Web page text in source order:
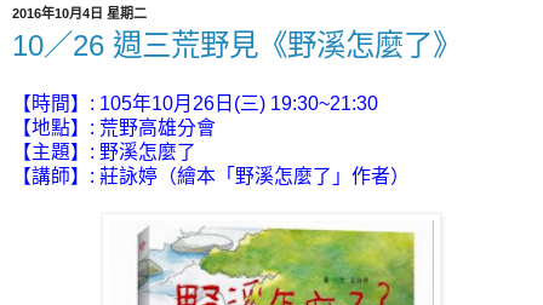
2016年10月4日 星期二
10／26 週三荒野見《野溪怎麼了》
【時間】: 105年10月26日(三) 19:30~21:30
【地點】: 荒野高雄分會
【主題】: 野溪怎麼了
【講師】: 莊詠婷（繪本「野溪怎麼了」作者）